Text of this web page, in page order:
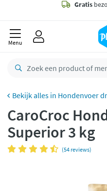
CO2
Betaal
Menu
Hondenvoer
CaroCroc
Superior 3 kg
(54 reviews)